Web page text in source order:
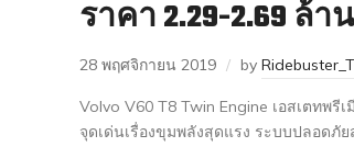
ราคา 2.29-2.69 ล้า
28 พฤศจิกายน 2019 by
Volvo V60 T8 Twin Engine เอสเตทพ
จุดเด่นเรื่องขุมพลังสุดแรง ระบบปลอดภั